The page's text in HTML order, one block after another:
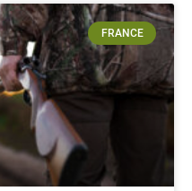
FRANCE